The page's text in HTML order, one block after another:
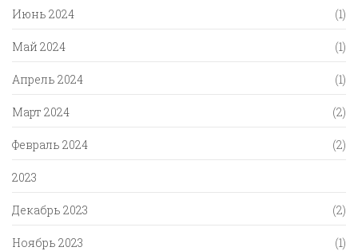
Июнь 2024 (1)
Май 2024 (1)
Апрель 2024 (1)
Март 2024 (2)
Февраль 2024 (2)
2023
Декабрь 2023 (2)
Ноябрь 2023 (1)